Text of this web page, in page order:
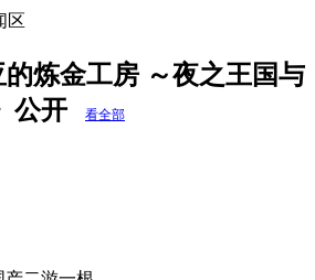
区
炼金工房 ～夜之王国与
公开
看全部